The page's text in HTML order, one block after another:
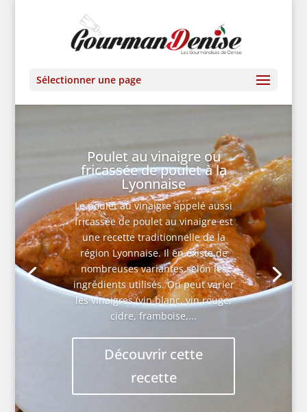
Sélectionner une page
Poulet au vinaigre ou
fricassée de poulet à la
Lyonnaise
Le poulet au vinaigre appelé aussi
fricassée de poulet au vinaigre est
une recette traditionnelle de la
région Lyonnaise. Il en existe de
nombreuses variantes selon les
ingrédients utilisés. On peut varier
les vinaigres (vin blanc, vin rouge,
cidre, framboise,...
Découvrir cette
recette